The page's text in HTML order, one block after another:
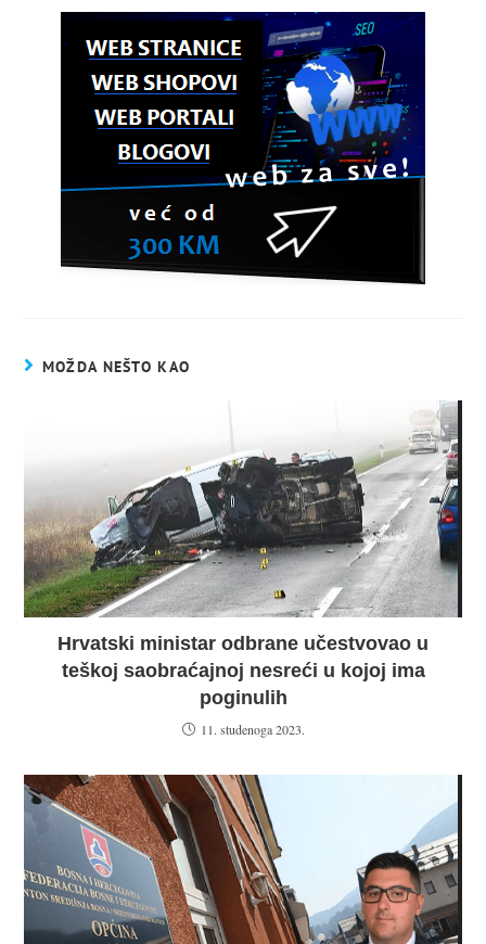
MOŽDA NEŠTO KAO
Hrvatski ministar odbrane učestvovao u
teškoj saobraćajnoj nesreći u kojoj ima
poginulih
11. studenoga 2023.